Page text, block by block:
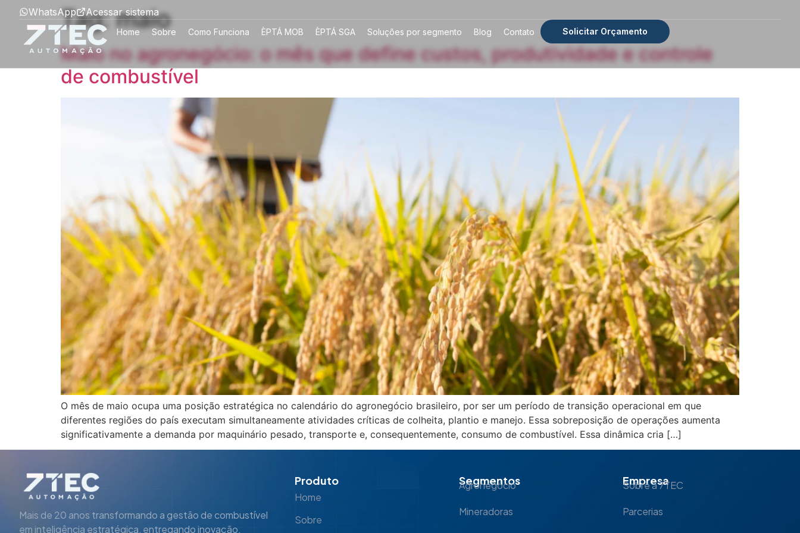
WhatsApp Acessar sistema
Solicitar Orçamento
Home Sobre Como Funciona ÈPTÁ MOB ÈPTÁ SGA Soluções por segmento Blog Contato
Tag:maio
Maio no agronegócio: o mês que define custos, produtividade e controle
de combustível
O mês de maio ocupa uma posição estratégica no calendário do agronegócio brasileiro, por ser um período de transição operacional em que
diferentes regiões do país executam simultaneamente atividades críticas de colheita, plantio e manejo. Essa sobreposição de operações aumenta
significativamente a demanda por maquinário pesado, transporte e, consequentemente, consumo de combustível. Essa dinâmica cria […]
Mais de 20 anos transformando a gestão de combustível
em inteligência estratégica, entregando inovação,
Produto
Home
Sobre
Segmentos
Agronegócio
Mineradoras
Empresa
Sobre a 7TEC
Parcerias